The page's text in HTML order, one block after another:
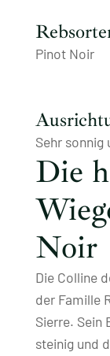
Pinot Noir
Sehr
Die
Noir
Die Colline
der Famille
Sierre. Sein
steinig und